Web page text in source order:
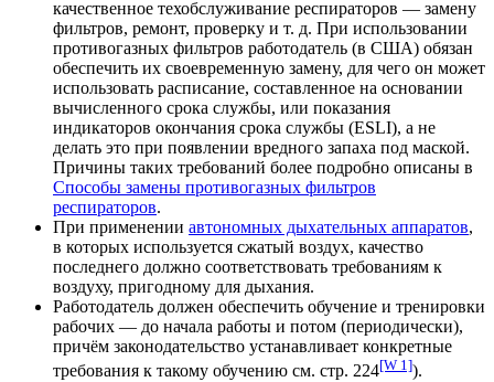
качественное техобслуживание респираторов — замену
фильтров, ремонт, проверку и т. д. При использовании
противогазных фильтров работодатель (в США) обязан
обеспечить их своевременную замену, для чего он может
использовать расписание, составленное на основании
вычисленного срока службы, или показания
индикаторов окончания срока службы (ESLI), а не
делать это при появлении вредного запаха под маской.
Причины таких требований более подробно описаны в
Способы замены противогазных фильтров
респираторов.
При применении автономных дыхательных аппаратов,
в которых используется сжатый воздух, качество
последнего должно соответствовать требованиям к
воздуху, пригодному для дыхания.
Работодатель должен обеспечить обучение и тренировки
рабочих — до начала работы и потом (периодически),
причём законодательство устанавливает конкретные
требования к такому обучению см. стр. 224[W 1]).